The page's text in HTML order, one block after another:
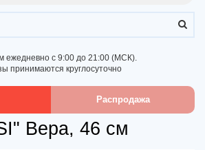
ежедневно с 9:00 до 21:00 (МСК).
принимаются круглосуточно
Распродажа
Вера, 46 см